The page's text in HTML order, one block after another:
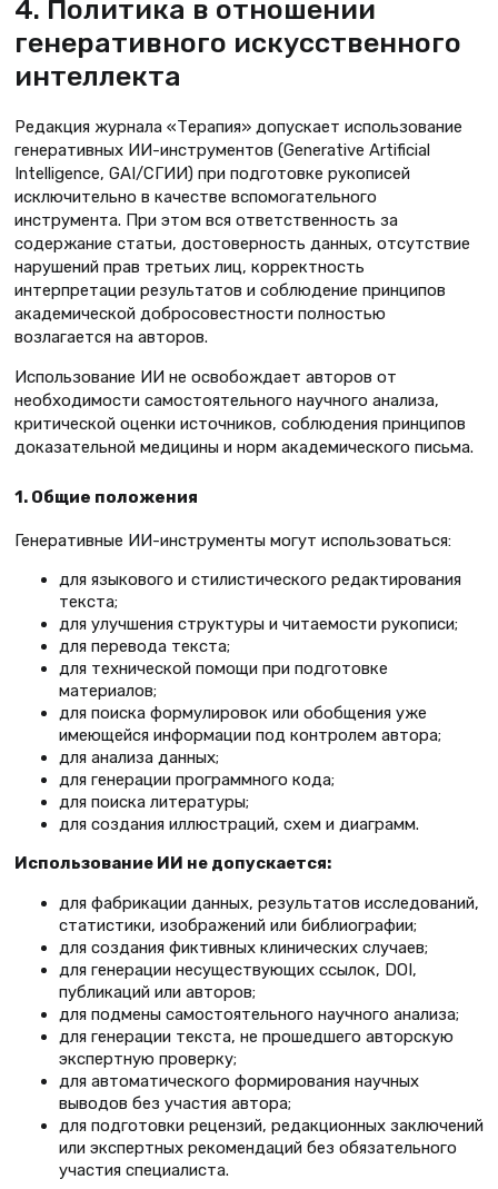
4. Политика в отношении
генеративного искусственного
интеллекта
Редакция журнала «Терапия» допускает использование
генеративных ИИ-инструментов (Generative Artificial
Intelligence, GAI/СГИИ) при подготовке рукописей
исключительно в качестве вспомогательного
инструмента. При этом вся ответственность за
содержание статьи, достоверность данных, отсутствие
нарушений прав третьих лиц, корректность
интерпретации результатов и соблюдение принципов
академической добросовестности полностью
возлагается на авторов.
Использование ИИ не освобождает авторов от
необходимости самостоятельного научного анализа,
критической оценки источников, соблюдения принципов
доказательной медицины и норм академического письма.
1. Общие положения
Генеративные ИИ-инструменты могут использоваться:
для языкового и стилистического редактирования
текста;
для улучшения структуры и читаемости рукописи;
для перевода текста;
для технической помощи при подготовке
материалов;
для поиска формулировок или обобщения уже
имеющейся информации под контролем автора;
для анализа данных;
для генерации программного кода;
для поиска литературы;
для создания иллюстраций, схем и диаграмм.
Использование ИИ не допускается:
для фабрикации данных, результатов исследований,
статистики, изображений или библиографии;
для создания фиктивных клинических случаев;
для генерации несуществующих ссылок, DOI,
публикаций или авторов;
для подмены самостоятельного научного анализа;
для генерации текста, не прошедшего авторскую
экспертную проверку;
для автоматического формирования научных
выводов без участия автора;
для подготовки рецензий, редакционных заключений
или экспертных рекомендаций без обязательного
участия специалиста.